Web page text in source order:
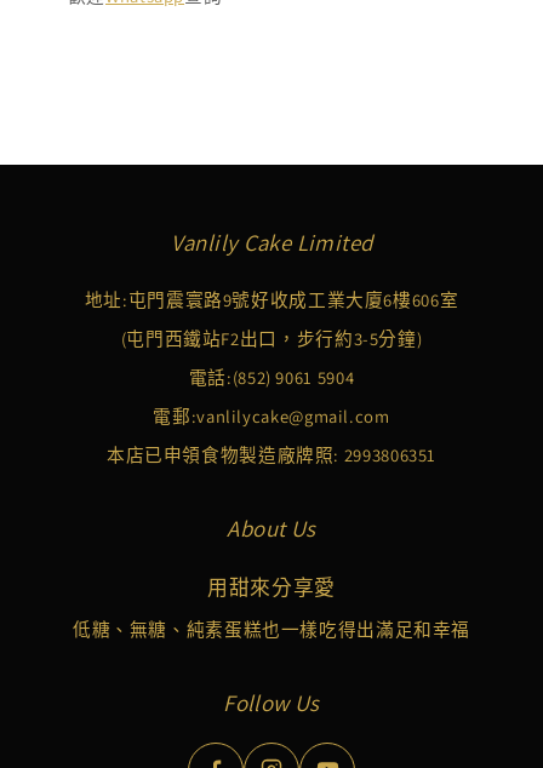
Vanlily Cake Limited
地址:屯門震寰路9號好收成工業大廈6樓606室
(屯門西鐵站F2出口，步行約3-5分鐘)
電話:(852) 9061 5904
電郵:vanlilycake@gmail.com
本店已申領食物製造廠牌照: 2993806351
About Us
用甜來分享愛
低糖、無糖、純素蛋糕也一樣吃得出滿足和幸福
Follow Us